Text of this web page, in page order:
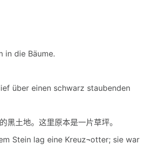
die Bäume.
über einen schwarz staubenden
土地。这里原本是一片草坪。
Stein lag eine Kreuz¬otter; sie war